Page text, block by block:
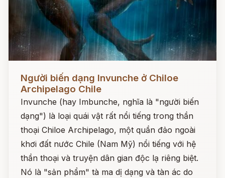
Người biến dạng Invunche ở Chiloe
Archipelago Chile
Invunche (hay Imbunche, nghĩa là "người biến
dạng") là loại quái vật rất nổi tiếng trong thần
thoại Chiloe Archipelago, một quần đảo ngoài
khơi đất nước Chile (Nam Mỹ) nổi tiếng với hệ
thần thoại và truyện dân gian độc lạ riêng biệt.
Nó là "sản phẩm" tà ma dị dạng và tàn ác do